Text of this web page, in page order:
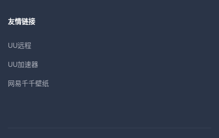
友情链接
UU远程
UU加速器
网易千千壁纸